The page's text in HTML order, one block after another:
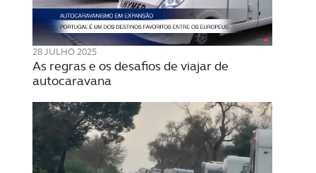
28 JULHO 2025
As regras e os desafios de viajar de
autocaravana